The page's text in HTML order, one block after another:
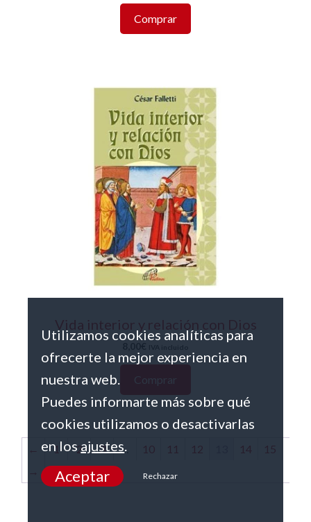
Comprar
Vida interior y relación con Dios
Comprar
← 1 2 3 … 10 11 12 14
15
→
Utilizamos cookies analíticas para
ofrecerte la mejor experiencia en
nuestra web.
Puedes informarte más sobre qué
cookies utilizamos o desactivarlas
en losajustes.
Aceptar Rechazar